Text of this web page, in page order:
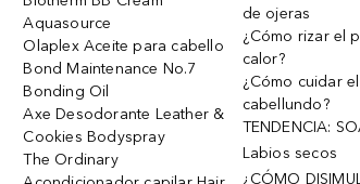
Aquasource
Olaplex Aceite para cabello
Bond Maintenance No.7
Bonding Oil
Axe Desodorante Leather &
Cookies Bodyspray
The Ordinary
de ojeras
¿Cómo rizar el
calor?
¿Cómo cuidar
cabellundo?
TENDENCIA:
Labios secos
¿CÓMO